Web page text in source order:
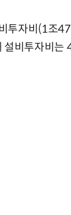
투자비(1조
설비투자비는